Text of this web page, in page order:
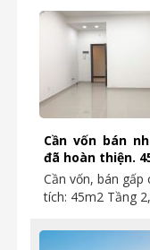
Cần vốn bán
đã hoàn thiện.
Cần vốn, bán gấp
tích: 45m2 Tầng